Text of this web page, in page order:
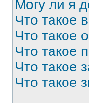
Могу ли я
Что такое
Что такое
Что такое
Что такое
Что такое